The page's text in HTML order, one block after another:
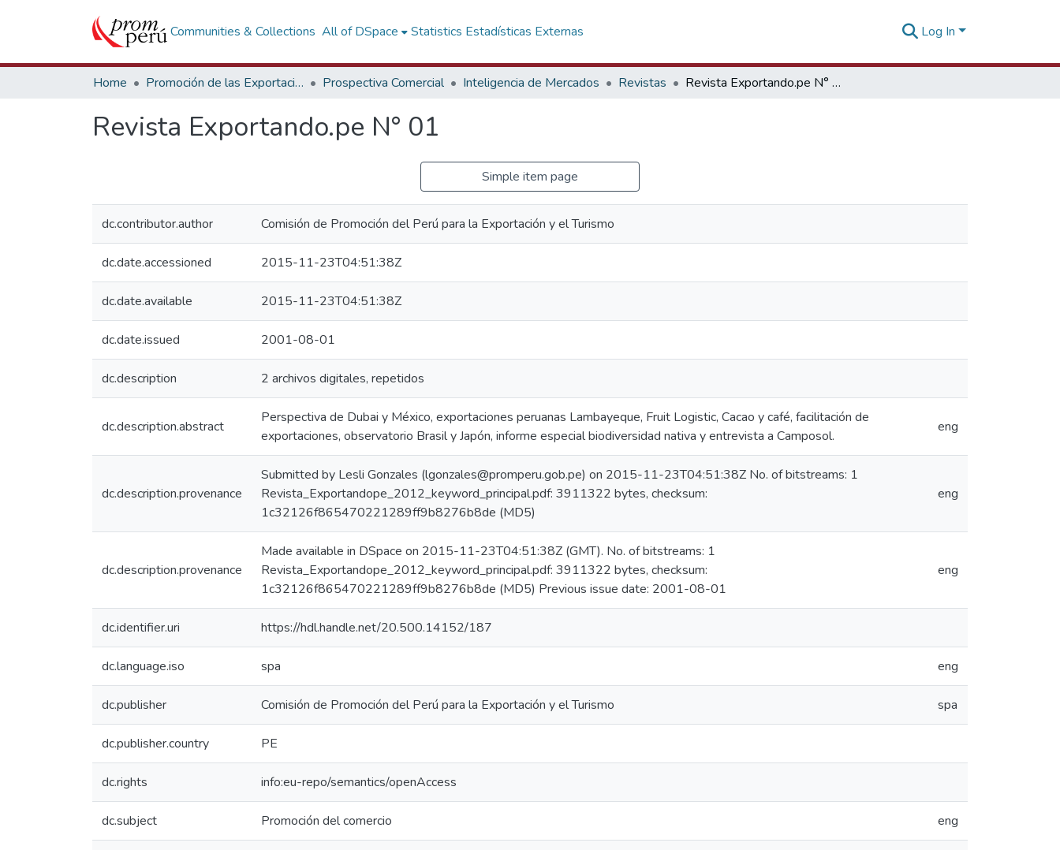
Communities & Collections All of DSpace Statistics Estadísticas Externas Log In
Home Promoción de las Exportaciones Prospectiva Comercial Inteligencia de Mercados Revistas Revista Exportando.pe N° 01
Revista Exportando.pe N° 01
Simple item page
dc.contributor.author Comisión de Promoción del Perú para la Exportación y el Turismo
dc.date.accessioned 2015-11-23T04:51:38Z
dc.date.available 2015-11-23T04:51:38Z
dc.date.issued 2001-08-01
dc.description 2 archivos digitales, repetidos
dc.description.abstract
Perspectiva de Dubai y México, exportaciones peruanas Lambayeque, Fruit Logistic, Cacao y café, facilitación de
exportaciones, observatorio Brasil y Japón, informe especial biodiversidad nativa y entrevista a Camposol.
eng
dc.description.provenance
Submitted by Lesli Gonzales (lgonzales@promperu.gob.pe) on 2015-11-23T04:51:38Z No. of bitstreams: 1
Revista_Exportandope_2012_keyword_principal.pdf: 3911322 bytes, checksum:
1c32126f865470221289ff9b8276b8de (MD5)
eng
dc.description.provenance
Made available in DSpace on 2015-11-23T04:51:38Z (GMT). No. of bitstreams: 1
Revista_Exportandope_2012_keyword_principal.pdf: 3911322 bytes, checksum:
1c32126f865470221289ff9b8276b8de (MD5) Previous issue date: 2001-08-01
eng
dc.identifier.uri https://hdl.handle.net/20.500.14152/187
dc.language.iso spa eng
dc.publisher Comisión de Promoción del Perú para la Exportación y el Turismo spa
dc.publisher.country PE
dc.rights info:eu-repo/semantics/openAccess
dc.subject Promoción del comercio eng